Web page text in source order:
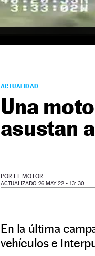
ACTUALIDAD
Una
asustan
POR EL MOTOR
ACTUALIZADO 26 MAY 22 - 13: 30
En la última
vehículos e